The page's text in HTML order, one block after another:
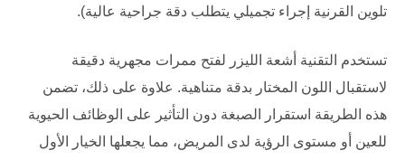
تلوين القرنية إجراء تجميلي يتطلب دقة جراحية عالية).
تستخدم التقنية أشعة الليزر لفتح ممرات مجهرية دقيقة
لاستقبال اللون المختار بدقة متناهية. علاوة على ذلك، تضمن
هذه الطريقة استقرار الصبغة دون التأثير على الوظائف الحيوية
للعين أو مستوى الرؤية لدى المريض، مما يجعلها الخيار الأول